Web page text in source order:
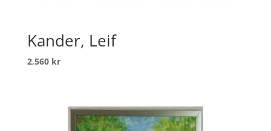
Kander, Leif
2,560 kr